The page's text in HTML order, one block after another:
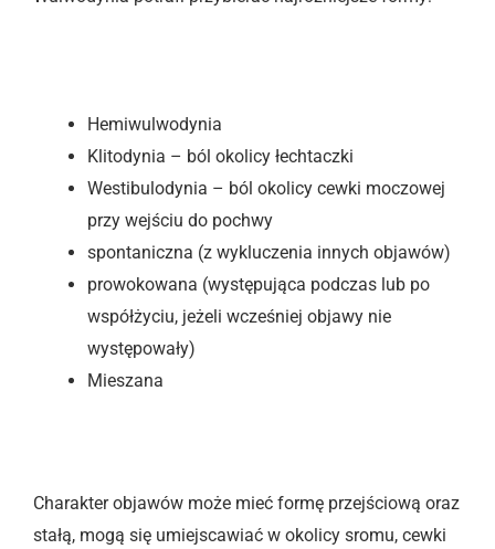
Hemiwulwodynia
Klitodynia – ból okolicy łechtaczki
Westibulodynia – ból okolicy cewki moczowej
przy wejściu do pochwy
spontaniczna (z wykluczenia innych objawów)
prowokowana (występująca podczas lub po
współżyciu, jeżeli wcześniej objawy nie
występowały)
Mieszana
Charakter objawów może mieć formę przejściową oraz
stałą, mogą się umiejscawiać w okolicy sromu, cewki